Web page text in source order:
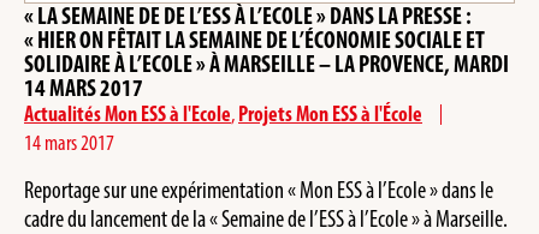
« LA SEMAINE DE DE L’ESS À L’ECOLE » DANS LA PRESSE :
« HIER ON FÊTAIT LA SEMAINE DE L’ÉCONOMIE SOCIALE ET
SOLIDAIRE À L’ECOLE » À MARSEILLE – LA PROVENCE, MARDI
14 MARS 2017
Actualités Mon ESS à l'Ecole,Projets Mon ESS à l'École
14 mars 2017
Reportage sur une expérimentation « Mon ESS à l’Ecole » dans le
cadre du lancement de la « Semaine de l’ESS à l’Ecole » à Marseille.